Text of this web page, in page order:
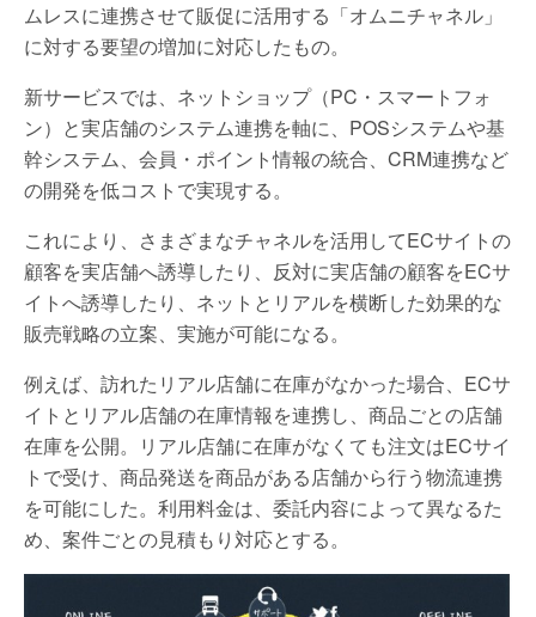
ムレスに連携させて販促に活用する「オムニチャネル」
に対する要望の増加に対応したもの。
新サービスでは、ネットショップ（PC・スマートフォ
ン）と実店舗のシステム連携を軸に、POSシステムや基
幹システム、会員・ポイント情報の統合、CRM連携など
の開発を低コストで実現する。
これにより、さまざまなチャネルを活用してECサイトの
顧客を実店舗へ誘導したり、反対に実店舗の顧客をECサ
イトへ誘導したり、ネットとリアルを横断した効果的な
販売戦略の立案、実施が可能になる。
例えば、訪れたリアル店舗に在庫がなかった場合、ECサ
イトとリアル店舗の在庫情報を連携し、商品ごとの店舗
在庫を公開。リアル店舗に在庫がなくても注文はECサイ
トで受け、商品発送を商品がある店舗から行う物流連携
を可能にした。利用料金は、委託内容によって異なるた
め、案件ごとの見積もり対応とする。